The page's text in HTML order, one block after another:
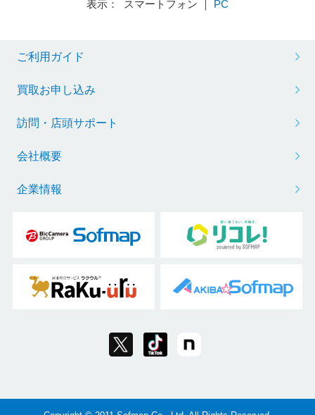
表示： スマートフォン ｜ PC
ご利用ガイド
買取お申し込み
訪問・店頭サポート
会社概要
企業情報